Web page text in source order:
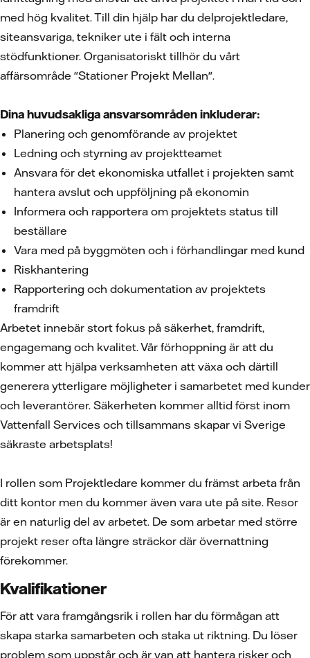
med hög kvalitet. Till din hjälp har du delprojektledare,
siteansvariga, tekniker ute i fält och interna
stödfunktioner. Organisatoriskt tillhör du vårt
affärsområde "Stationer Projekt Mellan".
Dina huvudsakliga ansvarsområden inkluderar:
Planering och genomförande av projektet
Ledning och styrning av projektteamet
Ansvara för det ekonomiska utfallet i projekten samt
hantera avslut och uppföljning på ekonomin
Informera och rapportera om projektets status till
beställare
Vara med på byggmöten och i förhandlingar med kund
Riskhantering
Rapportering och dokumentation av projektets
framdrift
Arbetet innebär stort fokus på säkerhet, framdrift,
engagemang och kvalitet. Vår förhoppning är att du
kommer att hjälpa verksamheten att växa och därtill
generera ytterligare möjligheter i samarbetet med kunder
och leverantörer. Säkerheten kommer alltid först inom
Vattenfall Services och tillsammans skapar vi Sverige
säkraste arbetsplats!
I rollen som Projektledare kommer du främst arbeta från
ditt kontor men du kommer även vara ute på site. Resor
är en naturlig del av arbetet. De som arbetar med större
projekt reser ofta längre sträckor där övernattning
förekommer.
Kvalifikationer
För att vara framgångsrik i rollen har du förmågan att
skapa starka samarbeten och staka ut riktning. Du löser
problem som uppstår och är van att hantera risker och